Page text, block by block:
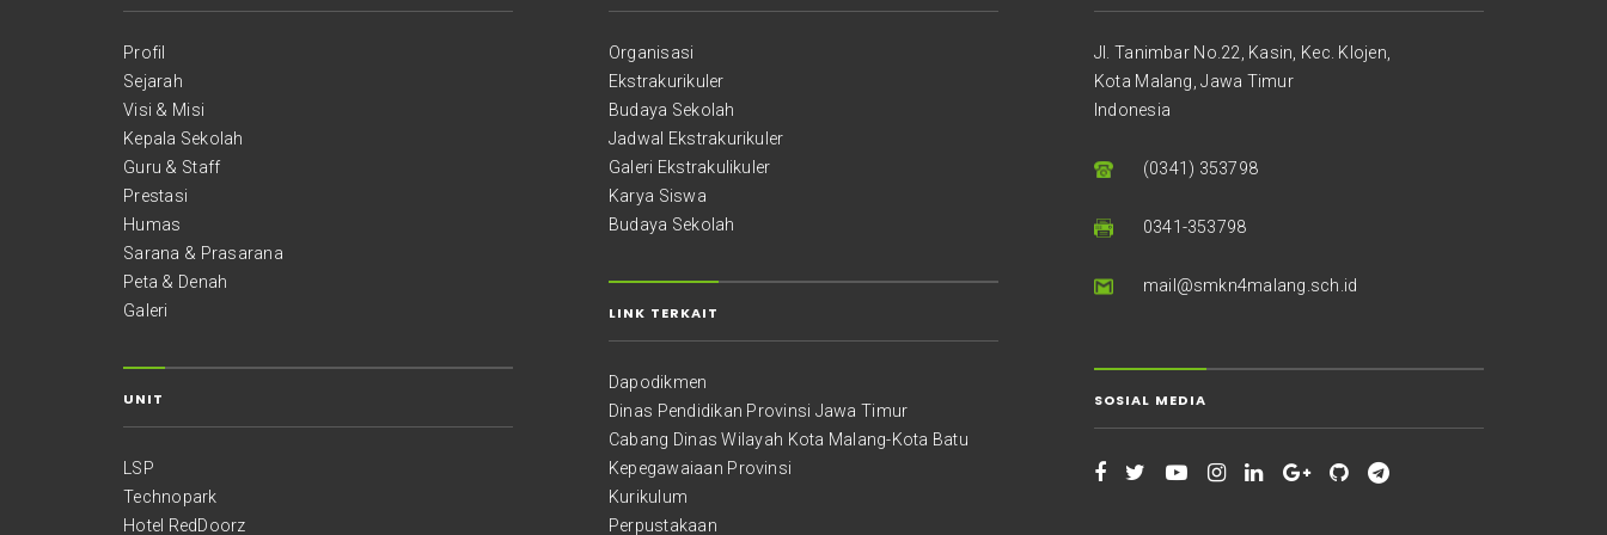
Profil
Sejarah
Visi & Misi
Kepala Sekolah
Guru & Staff
Prestasi
Humas
Sarana & Prasarana
Peta & Denah
Galeri
UNIT
LSP
Technopark
Hotel RedDoorz
Organisasi
Ekstrakurikuler
Budaya Sekolah
Jadwal Ekstrakurikuler
Galeri Ekstrakulikuler
Karya Siswa
Budaya Sekolah
LINK TERKAIT
Dapodikmen
Dinas Pendidikan Provinsi Jawa Timur
Cabang Dinas Wilayah Kota Malang-Kota Batu
Kepegawaiaan Provinsi
Kurikulum
Perpustakaan
Jl. Tanimbar No.22, Kasin, Kec. Klojen,
Kota Malang, Jawa Timur
Indonesia
(0341) 353798
0341-353798
mail@smkn4malang.sch.id
SOSIAL MEDIA